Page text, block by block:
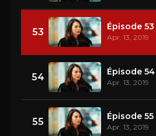
53 Épisode 53
Apr. 13, 2019
54 Épisode 54
Apr. 13, 2019
55 Épisode 55
Apr. 13, 2019